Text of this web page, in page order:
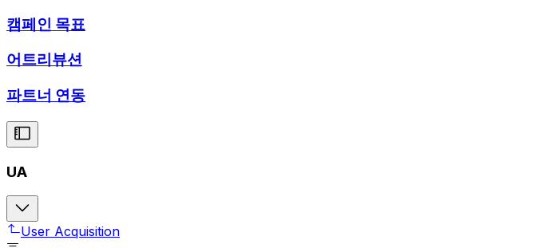
캠페인 목표
어트리뷰션
파트너 연동
UA
User Acquisition